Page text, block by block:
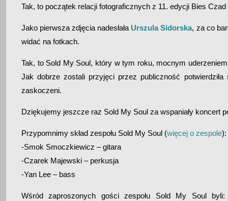
Tak, to początek relacji fotograficznych z 11. edycji Bies Czad
Jako pierwsza zdjęcia nadesłała Urszula Sidorska, za co
widać na fotkach.
Tak, to Sold My Soul, który w tym roku, mocnym
Jak dobrze zostali przyjęci przez publiczność
zaskoczeni.
Dziękujemy jeszcze raz Sold My Soul za wspaniały koncert
Przypomnimy skład zespołu Sold My Soul (więcej o zespole):
-Smok Smoczkiewicz – gitara
-Czarek Majewski – perkusja
-Yan Lee – bass
Wśród zaproszonych gości zespołu Sold My Soul byli: